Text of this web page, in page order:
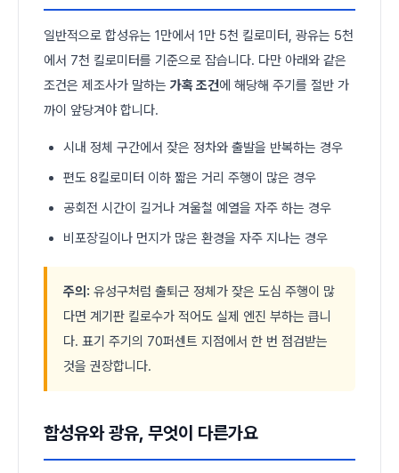
일반적으로 합성유는 1만에서 1만 5천 킬로미터, 광유는 5천
에서 7천 킬로미터를 기준으로 잡습니다. 다만 아래와 같은
조건은 제조사가 말하는 가혹 조건에 해당해 주기를 절반 가
까이 앞당겨야 합니다.
시내 정체 구간에서 잦은 정차와 출발을 반복하는 경우
편도 8킬로미터 이하 짧은 거리 주행이 많은 경우
공회전 시간이 길거나 겨울철 예열을 자주 하는 경우
비포장길이나 먼지가 많은 환경을 자주 지나는 경우
주의: 유성구처럼 출퇴근 정체가 잦은 도심 주행이 많
다면 계기판 킬로수가 적어도 실제 엔진 부하는 큽니
다. 표기 주기의 70퍼센트 지점에서 한 번 점검받는
것을 권장합니다.
합성유와 광유, 무엇이 다른가요